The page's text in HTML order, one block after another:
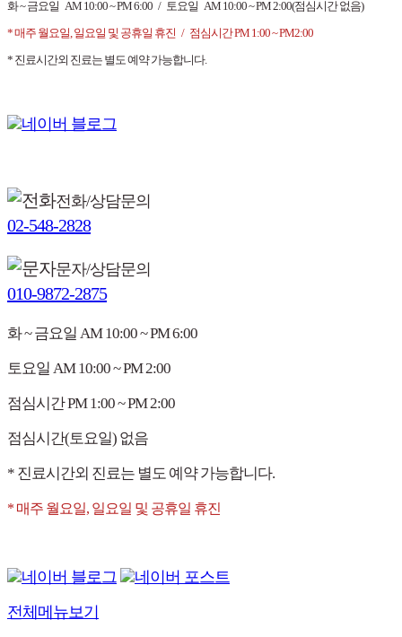
화 ~ 금요일 AM 10:00 ~ PM 6:00 / 토요일 AM 10:00 ~ PM 2:00(점심시간 없음)
* 매주 월요일, 일요일 및 공휴일 휴진 / 점심시간 PM 1:00 ~ PM2:00
* 진료시간외 진료는 별도 예약 가능합니다.
전화/상담문의
02-548-2828
문자/상담문의
010-9872-2875
화 ~ 금요일 AM 10:00 ~ PM 6:00
토요일 AM 10:00 ~ PM 2:00
점심시간PM 1:00 ~ PM 2:00
점심시간(토요일) 없음
* 진료시간외 진료는 별도 예약 가능합니다.
* 매주 월요일, 일요일 및 공휴일 휴진
전체메뉴보기